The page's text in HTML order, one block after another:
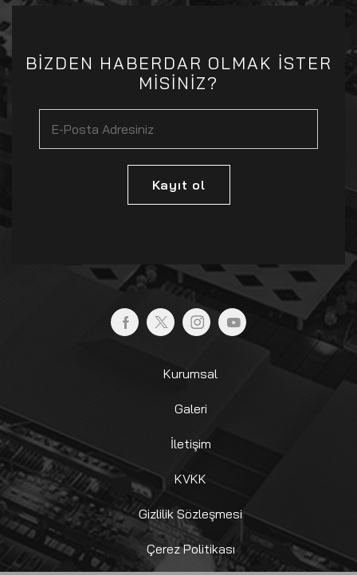
BİZDEN HABERDAR OLMAK İSTER
MİSİNİZ?
Kayıt ol
Kurumsal
Galeri
İletişim
KVKK
Gizlilik Sözleşmesi
Çerez Politikası